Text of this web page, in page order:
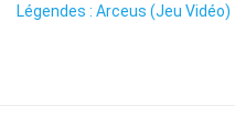
Légendes : Arceus (Jeu Vidéo)